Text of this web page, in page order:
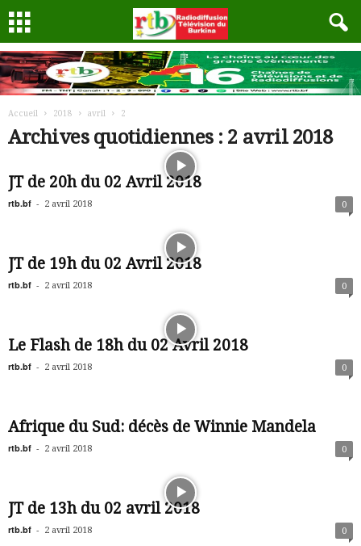
Accueil 2018 avril 2
Archives quotidiennes : 2 avril 2018
JT de 20h du 02 Avril 2018
rtb.bf - 2 avril 2018 0
JT de 19h du 02 Avril 2018
rtb.bf - 2 avril 2018 0
Le Flash de 18h du 02 Avril 2018
rtb.bf - 2 avril 2018 0
Afrique du Sud: décès de Winnie Mandela
rtb.bf - 2 avril 2018 0
JT de 13h du 02 avril 2018
rtb.bf - 2 avril 2018 0